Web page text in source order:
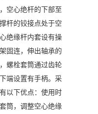
空心绝杆的下部至
杆的铰接点处于空
绝缘杆内套设有操
固连，伸出轴承的
螺栓套筒通过齿轮
端设置有手柄。采
以下优点：使用时
筒，调整空心绝缘